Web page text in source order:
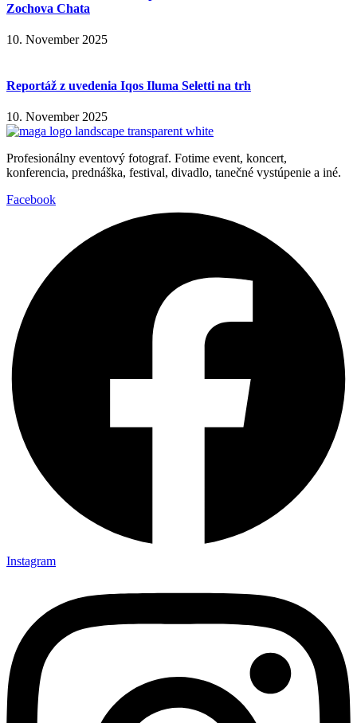
Zochova Chata
10. November 2025
Reportáž z uvedenia Iqos Iluma Seletti na trh
10. November 2025
Profesionálny eventový fotograf. Fotime event, koncert,
konferencia, prednáška, festival, divadlo, tanečné vystúpenie a iné.
Facebook
Instagram